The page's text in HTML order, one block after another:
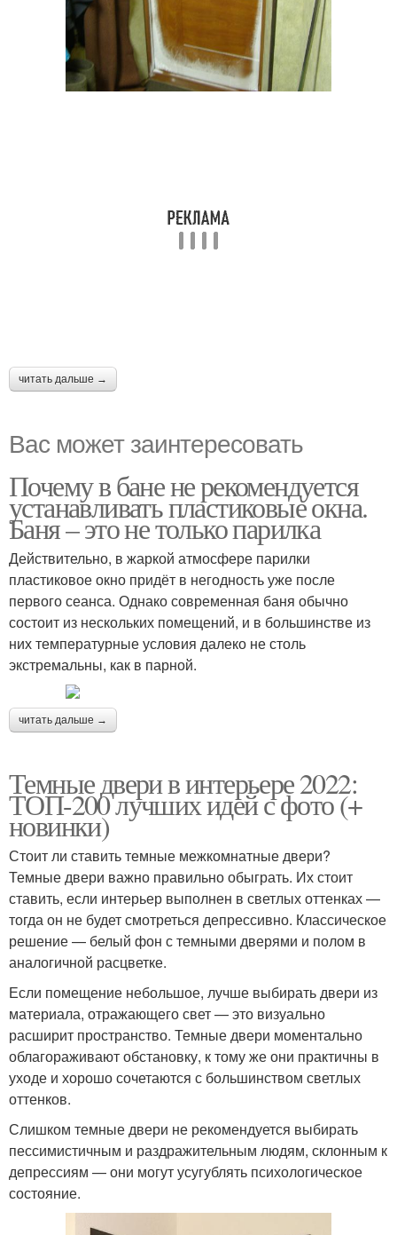
читать дальше →
Вас может заинтересовать
Почему в бане не рекомендуется
устанавливать пластиковые окна.
Баня – это не только парилка
Действительно, в жаркой атмосфере парилки
пластиковое окно придёт в негодность уже после
первого сеанса. Однако современная баня обычно
состоит из нескольких помещений, и в большинстве из
них температурные условия далеко не столь
экстремальны, как в парной.
читать дальше →
Темные двери в интерьере 2022:
ТОП-200 лучших идей с фото (+
новинки)
Стоит ли ставить темные межкомнатные двери?
Темные двери важно правильно обыграть. Их стоит
ставить, если интерьер выполнен в светлых оттенках —
тогда он не будет смотреться депрессивно. Классическое
решение — белый фон с темными дверями и полом в
аналогичной расцветке.
Если помещение небольшое, лучше выбирать двери из
материала, отражающего свет — это визуально
расширит пространство. Темные двери моментально
облагораживают обстановку, к тому же они практичны в
уходе и хорошо сочетаются с большинством светлых
оттенков.
Слишком темные двери не рекомендуется выбирать
пессимистичным и раздражительным людям, склонным к
депрессиям — они могут усугублять психологическое
состояние.